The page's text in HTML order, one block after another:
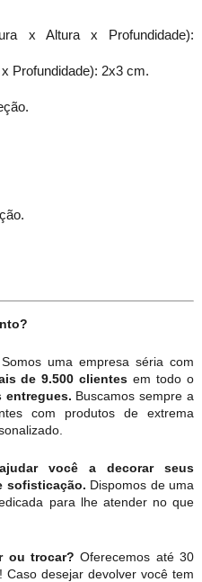
x Altura x Profundidade):
Profundidade): 2x3 cm.
Somos uma empresa séria com
de 9.500 clientes em todo o
entregues. Buscamos sempre a
com produtos de extrema
você a decorar seus
sofisticação. Dispomos de uma
para lhe atender no que
ou trocar?Oferecemos até 30
desejar devolver você tem